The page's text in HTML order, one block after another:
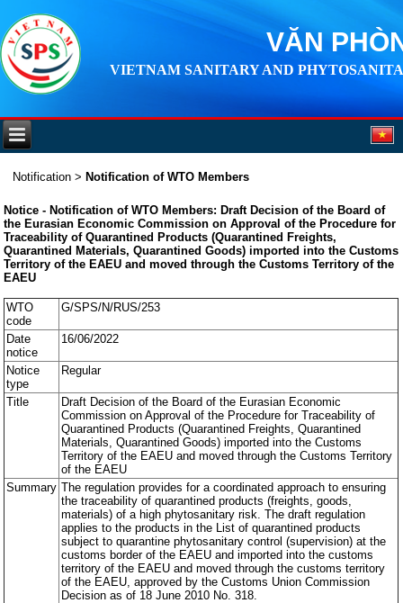
VĂN
VIETNAM SANITARY AND
Notification > Notification of WTO Members
Notice - Notification of WTO Members: Draft Decision of the Board of
the Eurasian Economic Commission on Approval of the Procedure for
Traceability of Quarantined Products (Quarantined Freights,
Quarantined Materials, Quarantined Goods) imported into the Customs
Territory of the EAEU and moved through the Customs Territory of the
EAEU
WTO
code
G/SPS/N/RUS/253
Date
notice
16/06/2022
Notice
type
Regular
Title
Draft Decision of the Board of the Eurasian Economic
Commission on Approval of the Procedure for Traceability of
Quarantined Products (Quarantined Freights, Quarantined
Materials, Quarantined Goods) imported into the Customs
Territory of the EAEU and moved through the Customs Territory
of the EAEU
Summary The regulation provides for a coordinated approach to ensuring
the traceability of quarantined products (freights, goods,
materials) of a high phytosanitary risk. The draft regulation
applies to the products in the List of quarantined products
subject to quarantine phytosanitary control (supervision) at the
customs border of the EAEU and imported into the customs
territory of the EAEU and moved through the customs territory
of the EAEU, approved by the Customs Union Commission
Decision as of 18 June 2010 No. 318.